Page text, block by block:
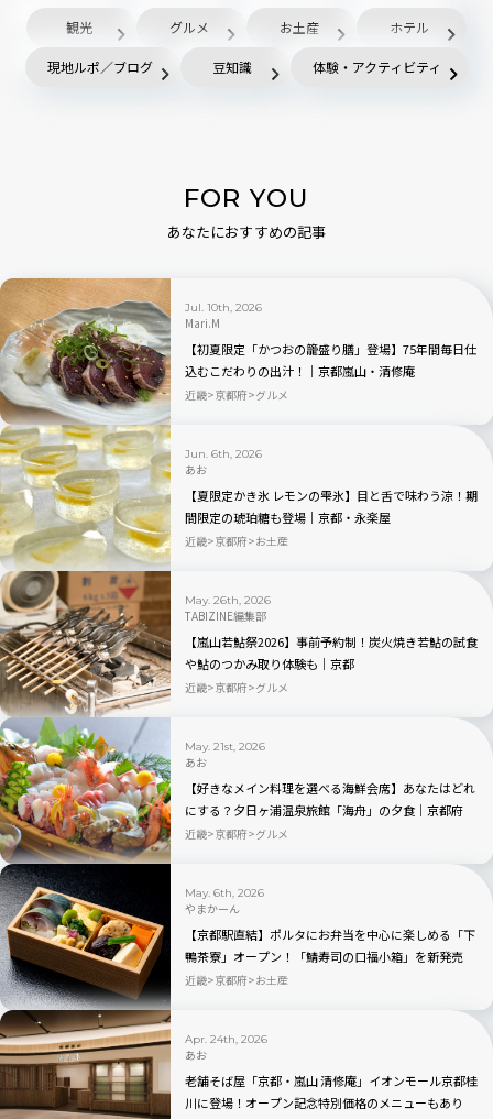
観光 グルメ お土産 ホテル
現地ルポ／ブログ 豆知識 体験・アクティビティ
FOR YOU
あなたにおすすめの記事
Jul. 10th, 2026
Mari.M
【初夏限定「かつおの籠盛り膳」登場】75年間毎日仕
込むこだわりの出汁！｜京都嵐山・清修庵
近畿 京都府 グルメ
Jun. 6th, 2026
あお
【夏限定かき氷 レモンの雫氷】目と舌で味わう涼！期
間限定の琥珀糖も登場｜京都・永楽屋
近畿 京都府 お土産
May. 26th, 2026
TABIZINE編集部
【嵐山若鮎祭2026】事前予約制！炭火焼き若鮎の試食
や鮎のつかみ取り体験も｜京都
近畿 京都府 グルメ
May. 21st, 2026
あお
【好きなメイン料理を選べる海鮮会席】あなたはどれ
にする？夕日ヶ浦温泉旅館「海舟」の夕食｜京都府
近畿 京都府 グルメ
May. 6th, 2026
やまかーん
【京都駅直結】ポルタにお弁当を中心に楽しめる「下
鴨茶寮」オープン！「鯖寿司の口福小箱」を新発売
近畿 京都府 お土産
Apr. 24th, 2026
あお
老舗そば屋「京都・嵐山 清修庵」イオンモール京都桂
川に登場！オープン記念特別価格のメニューもあり